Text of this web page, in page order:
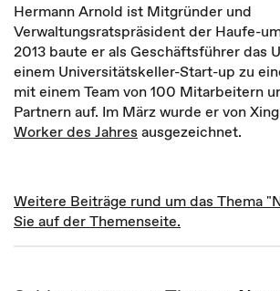
Hermann Arnold ist Mitgründer und
Verwaltungsratspräsident der Haufe-
2013 baute er als Geschäftsführer das
einem Universitätskeller-Start-up zu
mit einem Team von 100 Mitarbeitern
Partnern auf. Im März wurde er von
Worker des Jahres ausgezeichnet.
Weitere Beiträge rund um das Thema
Sie auf der Themenseite.